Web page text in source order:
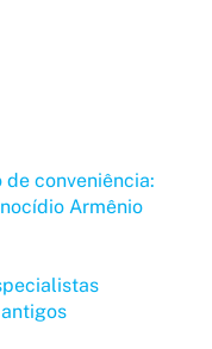
conveniência:
Armênio